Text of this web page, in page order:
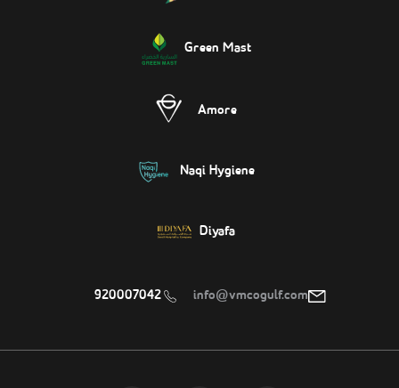
Green Mast
Amore
Naqi Hygiene
Diyafa
info@vmcogulf.com
920007042